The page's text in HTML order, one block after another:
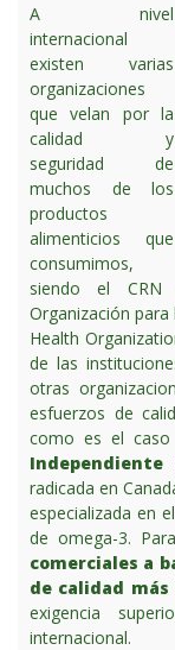
A nivel
internacional
existen varias
organizaciones
que velan por la
calidad y
seguridad de
muchos de los
productos
alimenticios que
consumimos,
siendo el CRN
Organización para
Health
de las
otras
esfuerzos de
como es el
Independiente
radicada en
especializada en
de omega-3.
comerciales a
de calidad
exigencia
internacional.